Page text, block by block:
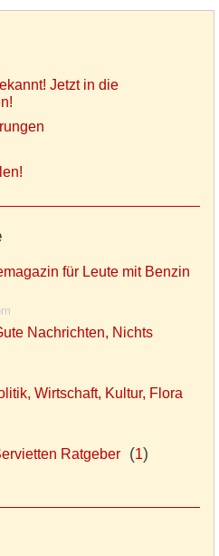
Jetzt in die
für Leute mit Benzin
Nachrichten, Nichts
Wirtschaft, Kultur, Flora
Ratgeber (1)